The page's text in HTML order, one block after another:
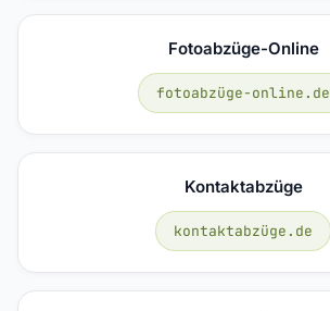
Fotoabzüge-Online
fotoabzüge-online.de
Kontaktabzüge
kontaktabzüge.de